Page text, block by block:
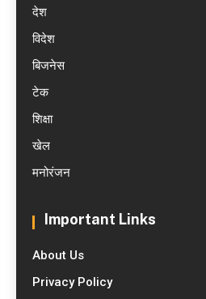
देश
विदेश
बिजनेस
टेक
शिक्षा
खेल
मनोरंजन
Important Links
About Us
Privacy Policy